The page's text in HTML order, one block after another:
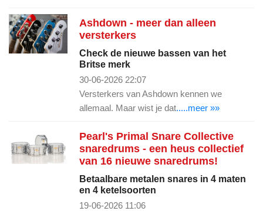
Ashdown - meer dan alleen
versterkers
Check de nieuwe bassen van het
Britse merk
30-06-2026 22:07
Versterkers van Ashdown kennen we
allemaal. Maar wist je dat.....meer »»
Pearl's Primal Snare Collective
snaredrums - een heus collectief
van 16 nieuwe snaredrums!
Betaalbare metalen snares in 4 maten
en 4 ketelsoorten
19-06-2026 11:06